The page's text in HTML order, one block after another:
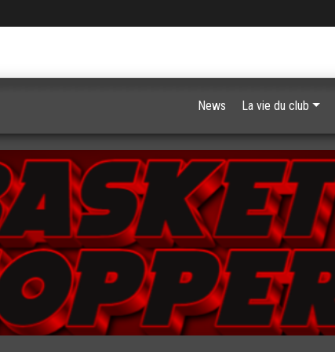
News La vie du club